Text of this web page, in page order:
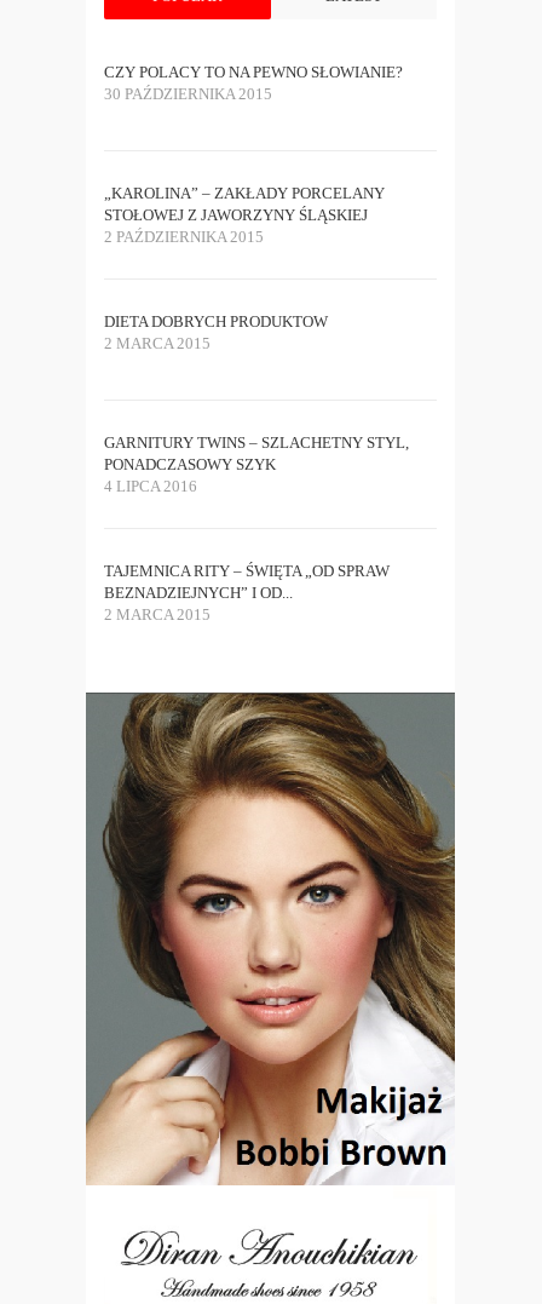
CZY POLACY TO NA PEWNO SŁOWIANIE?
30 PAŹDZIERNIKA 2015
„KAROLINA” – ZAKŁADY PORCELANY
STOŁOWEJ Z JAWORZYNY ŚLĄSKIEJ
2 PAŹDZIERNIKA 2015
DIETA DOBRYCH PRODUKTOW
2 MARCA 2015
GARNITURY TWINS – SZLACHETNY STYL,
PONADCZASOWY SZYK
4 LIPCA 2016
TAJEMNICA RITY – ŚWIĘTA „OD SPRAW
BEZNADZIEJNYCH” I OD...
2 MARCA 2015